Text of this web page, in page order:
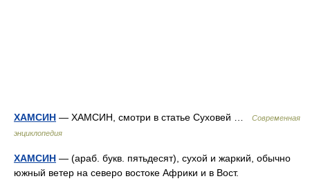
ХАМСИН — ХАМСИН, смотри в статье Суховей …
Современная
энциклопедия
ХАМСИН — (араб. букв. пятьдесят), сухой и жаркий, обычно
южный ветер на северо востоке Африки и в Вост.